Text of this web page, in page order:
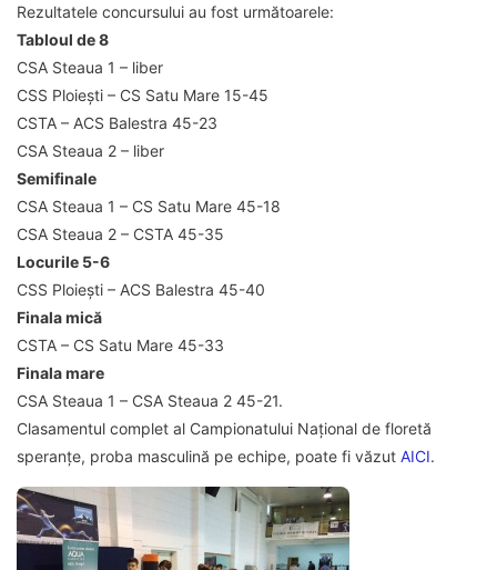
Rezultatele concursului au fost următoarele:
Tabloul de 8
CSA Steaua 1 – liber
CSS Ploiești – CS Satu Mare 15-45
CSTA – ACS Balestra 45-23
CSA Steaua 2 – liber
Semifinale
CSA Steaua 1 – CS Satu Mare 45-18
CSA Steaua 2 – CSTA 45-35
Locurile 5-6
CSS Ploiești – ACS Balestra 45-40
Finala mică
CSTA – CS Satu Mare 45-33
Finala mare
CSA Steaua 1 – CSA Steaua 2 45-21.
Clasamentul complet al Campionatului Național de floretă
speranțe, proba masculină pe echipe, poate fi văzut AICI.